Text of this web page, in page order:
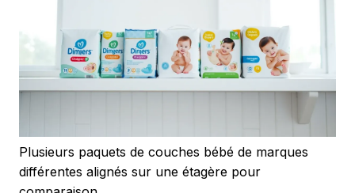
Plusieurs paquets de couches bébé de marques
différentes alignés sur une étagère pour